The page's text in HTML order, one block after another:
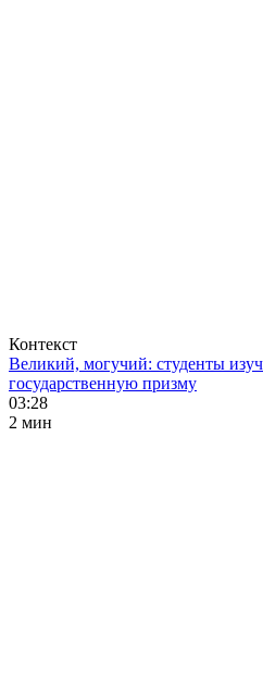
Контекст
Великий, могучий: студенты
государственную призму
03:28
2 мин